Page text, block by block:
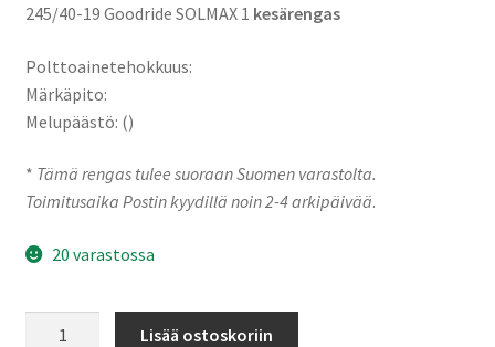
245/40-19 Goodride SOLMAX 1 kesärengas
Polttoainetehokkuus:
Märkäpito:
Melupäästö: ()
* Tämä rengas tulee suoraan Suomen varastolta.
Toimitusaika Postin kyydillä noin 2-4 arkipäivää.
20 varastossa
Lisää ostoskoriin